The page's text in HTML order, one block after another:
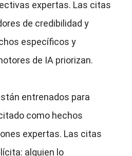
expertas. Las citas
de credibilidad y
específicos y
de IA priorizan.
entrenados para
como hechos
expertas. Las citas
alguien lo